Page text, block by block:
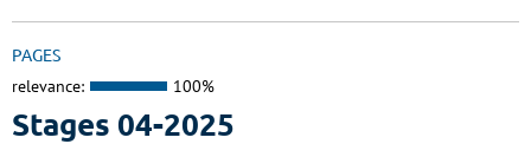
PAGES
relevance: 100%
Stages 04-2025